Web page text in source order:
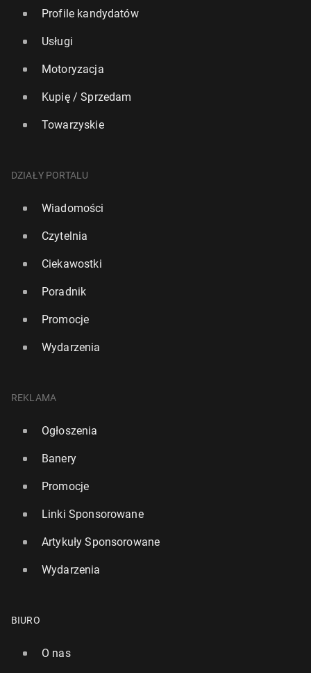
Profile kandydatów
Usługi
Motoryzacja
Kupię / Sprzedam
Towarzyskie
DZIAŁY PORTALU
Wiadomości
Czytelnia
Ciekawostki
Poradnik
Promocje
Wydarzenia
REKLAMA
Ogłoszenia
Banery
Promocje
Linki Sponsorowane
Artykuły Sponsorowane
Wydarzenia
BIURO
O nas